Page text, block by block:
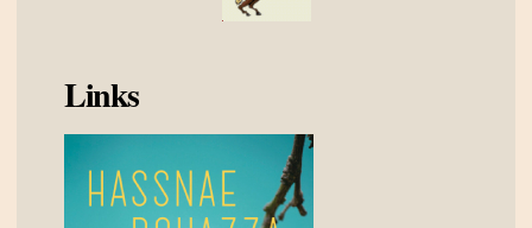
Links